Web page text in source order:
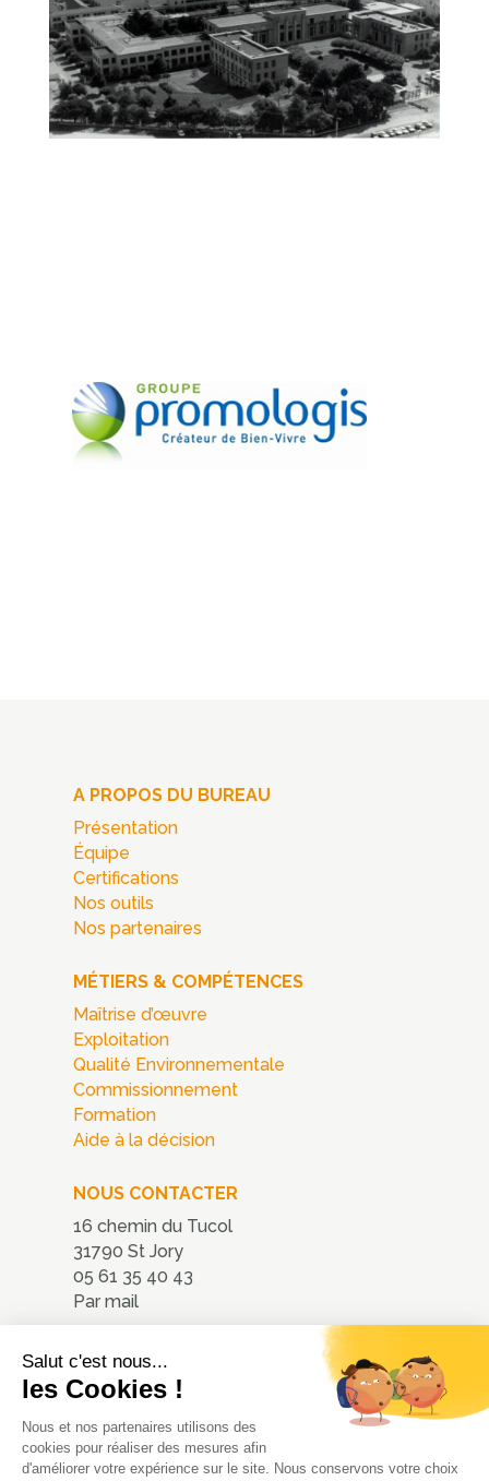
A PROPOS DU BUREAU
Présentation
Équipe
Certifications
Nos outils
Nos partenaires
MÉTIERS & COMPÉTENCES
Maîtrise d’œuvre
Exploitation
Qualité Environnementale
Commissionnement
Formation
Aide à la décision
NOUS CONTACTER
16 chemin du Tucol
31790 St Jory
05 61 35 40 43
Par mail
Nous localiser
Salut c'est nous...
les Cookies !
Nous et nos partenaires utilisons des
cookies pour réaliser des mesures afin
d'améliorer votre expérience sur le site. Nous conservons votre choix